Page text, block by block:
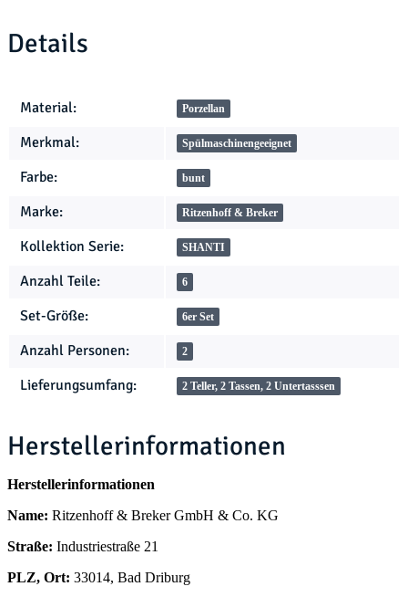
Details
Produkteigenschaft
Wert
Material: Porzellan
Merkmal: Spülmaschinengeeignet
Farbe: bunt
Marke: Ritzenhoff & Breker
Kollektion Serie: SHANTI
Anzahl Teile: 6
Set-Größe: 6er Set
Anzahl Personen: 2
Lieferungsumfang: 2 Teller, 2 Tassen, 2 Untertasssen
Herstellerinformationen
Herstellerinformationen
Name: Ritzenhoff & Breker GmbH & Co. KG
Straße: Industriestraße 21
PLZ, Ort: 33014, Bad Driburg